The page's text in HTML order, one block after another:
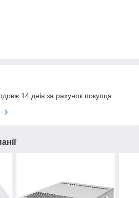
14 днів за рахунок покупця